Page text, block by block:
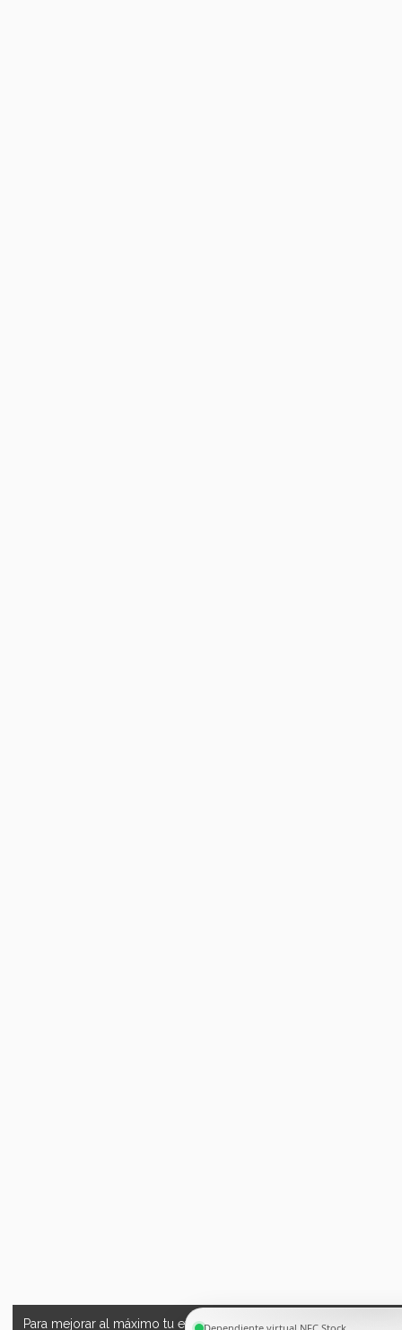
Para mejorar al máximo tu experiencia, esta web utiliza